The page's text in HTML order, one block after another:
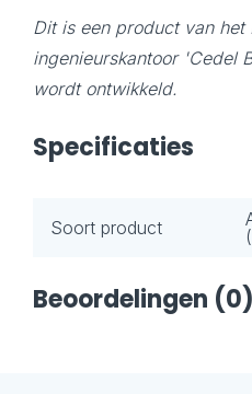
Dit is een product van het
ingenieurskantoor 'Cedel
wordt ontwikkeld.
Specificaties
Soort product
Beoordelingen (0)